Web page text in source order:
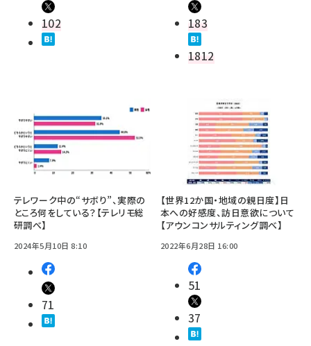
102
183
1812
テレワーク中の“サボり”、実際の
ところ何をしている？【テレリモ総
研調べ】
2024年5月10日 8:10
71
【世界12か国・地域の親日度】日
本への好感度、訪日意欲について
【アウンコンサルティング調べ】
2022年6月28日 16:00
51
37